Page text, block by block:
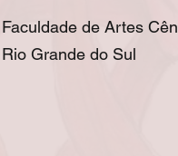
Faculdade de Artes
Rio Grande do Sul